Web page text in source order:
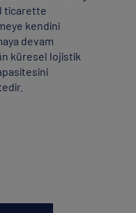
ticarette
kendini
devam
küresel lojistik